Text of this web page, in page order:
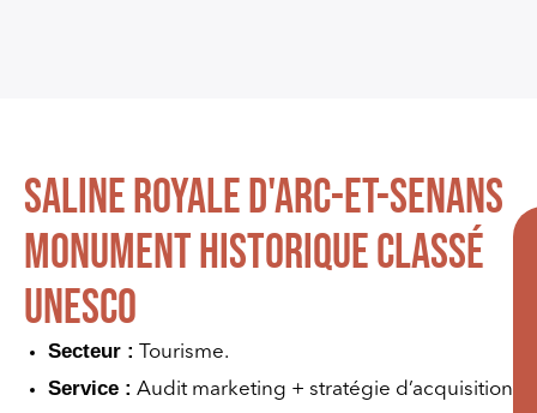
Saline Royale d'Arc-et-senans
Monument historique classé
UNESCO
Secteur : Tourisme.
Service : Audit marketing + stratégie d’acquisition